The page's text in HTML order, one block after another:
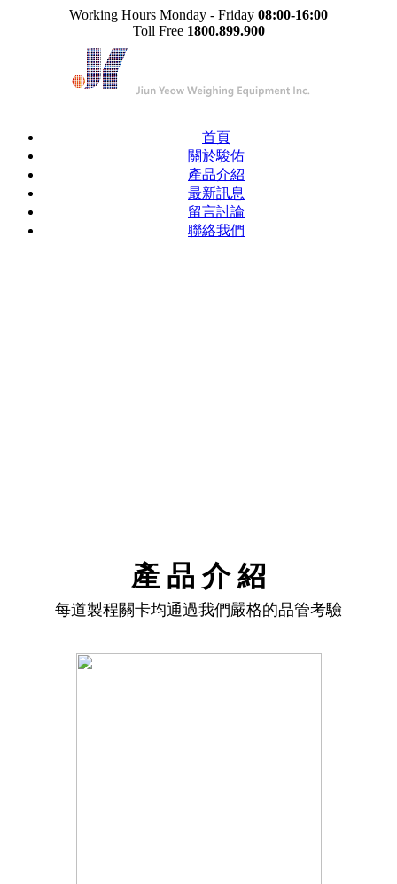
Working Hours Monday - Friday 08:00-16:00
Toll Free 1800.899.900
首頁
關於駿佑
產品介紹
最新訊息
留言討論
聯絡我們
產 品 介 紹
每道製程關卡均通過我們嚴格的品管考驗